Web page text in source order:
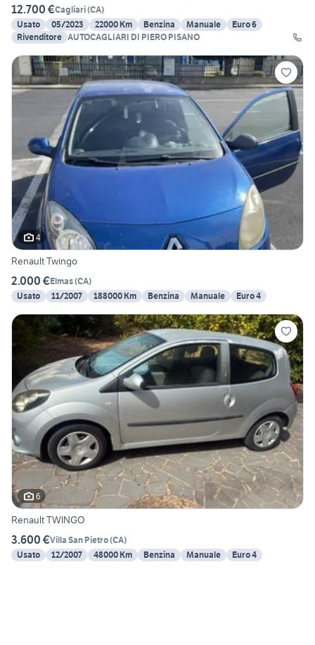
12.700 €Cagliari(CA)
Usato
05/2023 22000 Km Benzina Manuale
Euro 6
Rivenditore AUTOCAGLIARI DI PIERO PISANO
4
Renault Twingo
2.000 €Elmas(CA)
Usato
11/2007 188000 Km Benzina Manuale Euro 4
6
Renault TWINGO
3.600 €Villa San Pietro(CA)
Usato
12/2007 48000 Km Benzina Manuale Euro 4